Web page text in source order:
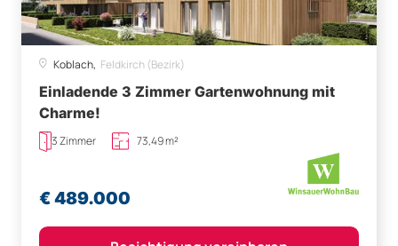
Koblach, Feldkirch (Bezirk)
Einladende 3 Zimmer Gartenwohnung mit
Charme!
3 Zimmer 73,49 m²
€ 489.000